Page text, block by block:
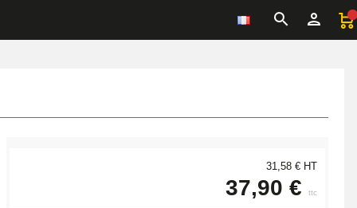
31,58 € HT
37,90 € ttc